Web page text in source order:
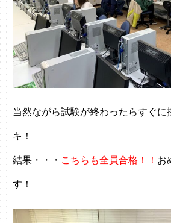
当然ながら試験が終わったらすぐに
キ！
結果・・・ こちらも全員合格！！ お
す！